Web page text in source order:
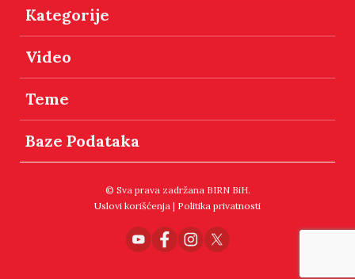
Kategorije
Video
Teme
Baze Podataka
© Sva prava zadržana BIRN BiH.
Uslovi korišćenja | Politika privatnosti